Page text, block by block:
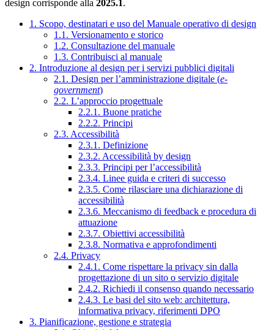
design corrisponde alla 2025.1.
1. Scopo, destinatari e uso del Manuale operativo di design
1.1. Versionamento e storico
1.2. Consultazione del manuale
1.3. Contribuisci al manuale
2. Introduzione al design per i servizi pubblici digitali
2.1. Design per l’amministrazione digitale (e-
government)
2.2. L’approccio progettuale
2.2.1. Buone pratiche
2.2.2. Principi
2.3. Accessibilità
2.3.1. Definizione
2.3.2. Accessibilità by design
2.3.3. Principi per l’accessibilità
2.3.4. Linee guida e criteri di successo
2.3.5. Come rilasciare una dichiarazione di
accessibilità
2.3.6. Meccanismo di feedback e procedura di
attuazione
2.3.7. Obiettivi accessibilità
2.3.8. Normativa e approfondimenti
2.4. Privacy
2.4.1. Come rispettare la privacy sin dalla
progettazione di un sito o servizio digitale
2.4.2. Richiedi il consenso quando necessario
2.4.3. Le basi del sito web: architettura,
informativa privacy, riferimenti DPO
3. Pianificazione, gestione e strategia